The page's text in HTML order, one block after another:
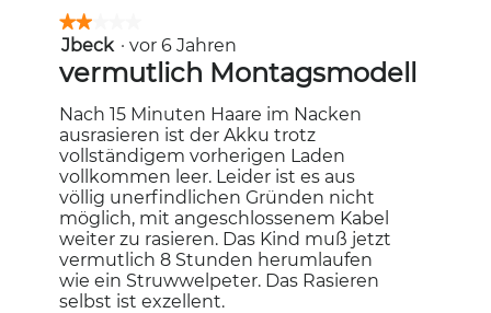
★★★★★
★★★★★
2
5
Sternen.
Jbeck · vor 6 Jahren
vermutlich Montagsmodell
Nach 15 Minuten Haare im Nacken
ausrasieren ist der Akku trotz
vollständigem vorherigen Laden
vollkommen leer. Leider ist es aus
völlig unerfindlichen Gründen nicht
möglich, mit angeschlossenem Kabel
weiter zu rasieren. Das Kind muß jetzt
vermutlich 8 Stunden herumlaufen
wie ein Struwwelpeter. Das Rasieren
selbst ist exzellent.